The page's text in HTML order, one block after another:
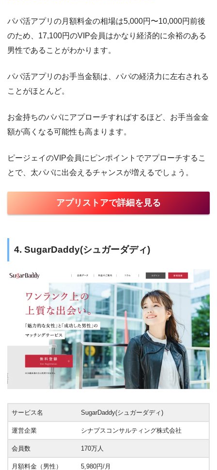
パパ活アプリの月額料金の相場は5,000円〜10,000円前後
のため、17,100円のVIP会員はかなり経済的に余裕のある
男性であることがわかります。
パパ活アプリのお手当金額は、パパの経済力に左右される
ことがほとんど。
お金持ちのパパにアプローチすればするほど、お手当金金
額が高くなる可能性も高まります。
ピージェイのVIP会員にピンポイントでアプローチするこ
とで、太パパに出会えるチャンスが増えるでしょう。
アプリストアで詳細を見る
4. SugarDaddy(シュガーダディ)
サービス名 SugarDaddy(シュガーダディ)
運営企業 シナプスコンサルティング株式会社
会員数 170万人
月額料金（男性） 5,980円/月